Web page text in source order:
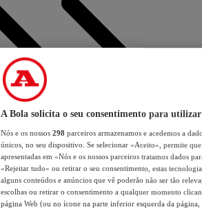
A Bola solicita o seu consentimento para utilizar
Nós e os nossos 298 parceiros armazenamos e acedemos a
únicos, no seu dispositivo. Se selecionar «Aceito», permite
apresentadas em «Nós e os nossos parceiros tratamos dados
«Rejeitar tudo» ou retirar o seu consentimento, estas
alguns conteúdos e anúncios que vê poderão não ser tão
escolhas ou retirar o consentimento a qualquer momento
página Web (ou no ícone na parte inferior esquerda da página,